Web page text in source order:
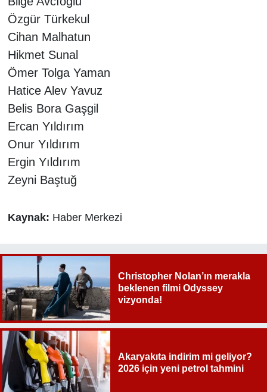
Özgür Türkekul
Cihan Malhatun
Hikmet Sunal
Ömer Tolga Yaman
Hatice Alev Yavuz
Belis Bora Gaşgil
Ercan Yıldırım
Onur Yıldırım
Ergin Yıldırım
Zeyni Baştuğ
Kaynak: Haber Merkezi
Christopher Nolan’ın merakla
beklenen filmi Odyssey
vizyonda!
Akaryakıta indirim mi geliyor?
2026 için yeni petrol tahmini